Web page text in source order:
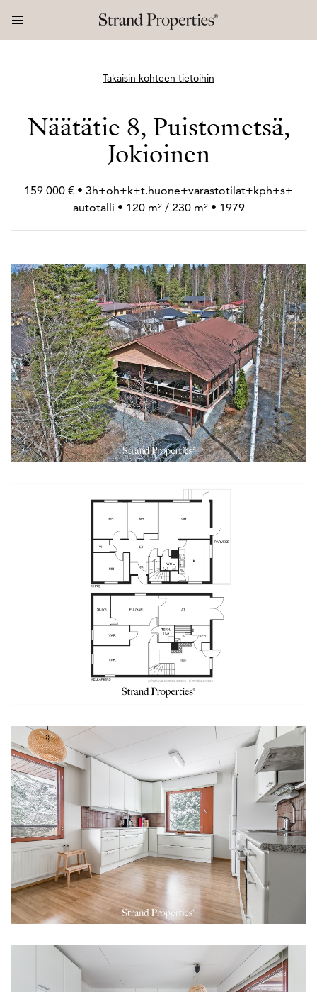
Takaisin kohteen tietoihin
Näätätie 8, Puistometsä,
Jokioinen
159 000 € • 3h+oh+k+t.huone+varastotilat+kph+s+
autotalli • 120 m² / 230 m² • 1979